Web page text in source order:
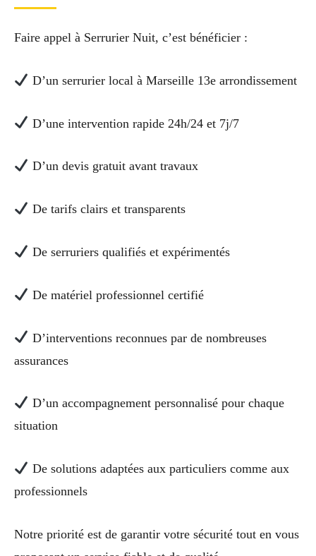
Faire appel à Serrurier Nuit, c’est bénéficier :
D’un serrurier local à Marseille 13e arrondissement
D’une intervention rapide 24h/24 et 7j/7
D’un devis gratuit avant travaux
De tarifs clairs et transparents
De serruriers qualifiés et expérimentés
De matériel professionnel certifié
D’interventions reconnues par de nombreuses
assurances
D’un accompagnement personnalisé pour chaque
situation
De solutions adaptées aux particuliers comme aux
professionnels
Notre priorité est de garantir votre sécurité tout en vous